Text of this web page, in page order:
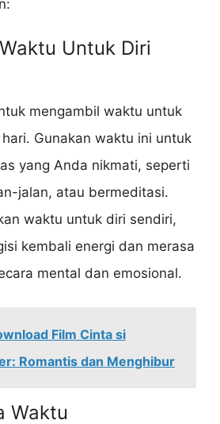
Untuk Diri
mengambil waktu untuk
Gunakan waktu ini untuk
yang Anda nikmati, seperti
jalan, atau bermeditasi.
waktu untuk diri sendiri,
kembali energi dan merasa
mental dan emosional.
Film Cinta si
Romantis dan Menghibur
Waktu